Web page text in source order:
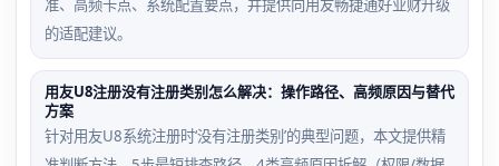
准、高频卡点、系统配置要点，并提供向用友畅捷通好业财升级
的适配建议。
用友U8注册没有注册类别怎么解决：操作路径、高频原因与替代
方案
针对用友U8系统注册时‘没有注册类别’的典型问题，本文提供精